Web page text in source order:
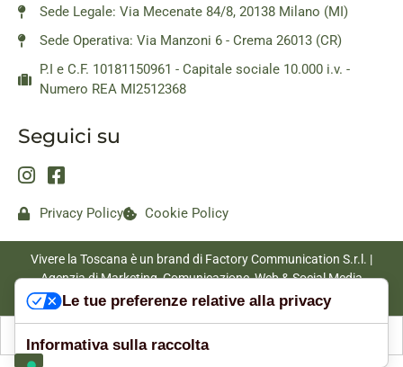
Sede Legale: Via Mecenate 84/8, 20138 Milano (MI)
Sede Operativa: Via Manzoni 6 - Crema 26013 (CR)
P.I e C.F. 10181150961 - Capitale sociale 10.000 i.v. -
Numero REA MI2512368
Seguici su
Privacy Policy Cookie Policy
Vivere la Toscana è un brand di Factory Communication S.r.l. |
Agenzia di Marketing, Comunicazione, Web & Social Media
|www.factorycommunication.it
Le tue preferenze relative alla privacy
Informativa sulla raccolta